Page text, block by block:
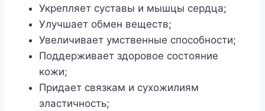
Укрепляет суставы и мышцы сердца;
Улучшает обмен веществ;
Увеличивает умственные способности;
Поддерживает здоровое состояние
кожи;
Придает связкам и сухожилиям
эластичность;